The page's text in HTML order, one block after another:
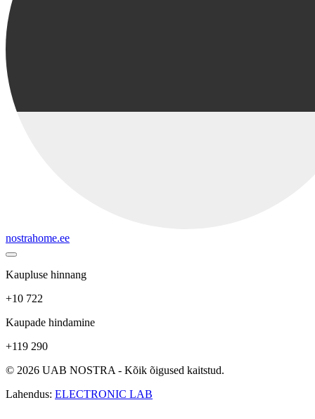
nostrahome.ee
Kaupluse hinnang
+10 722
Kaupade hindamine
+119 290
© 2026 UAB NOSTRA - Kõik õigused kaitstud.
Lahendus: ELECTRONIC LAB